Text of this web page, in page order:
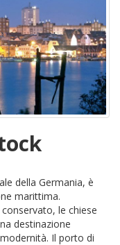
della Germania, è
marittima.
le chiese
destinazione
Il porto di